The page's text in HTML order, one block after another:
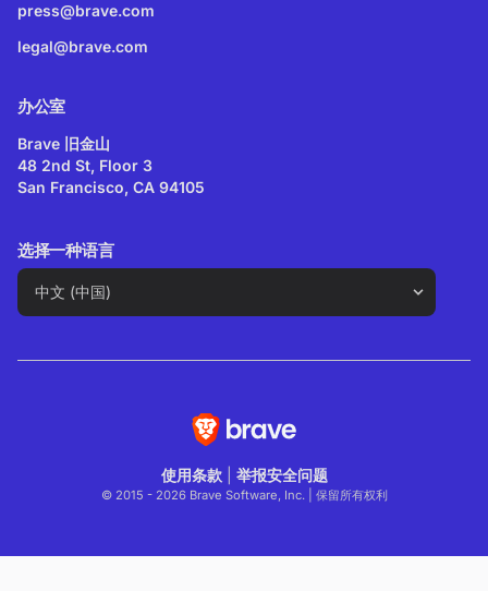
press@brave.com
legal@brave.com
办公室
Brave 旧金山
48 2nd St, Floor 3
San Francisco, CA 94105
选择一种语言
使用条款| 举报安全问题
© 2015 - 2026 Brave Software, Inc. | 保留所有权利